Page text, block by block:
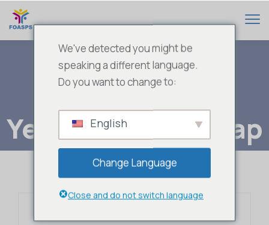
Yellow-Basebll Cap
We've detected you might be
speaking a different language.
Do you want to change to:
English
Change Language
Close and do not switch language